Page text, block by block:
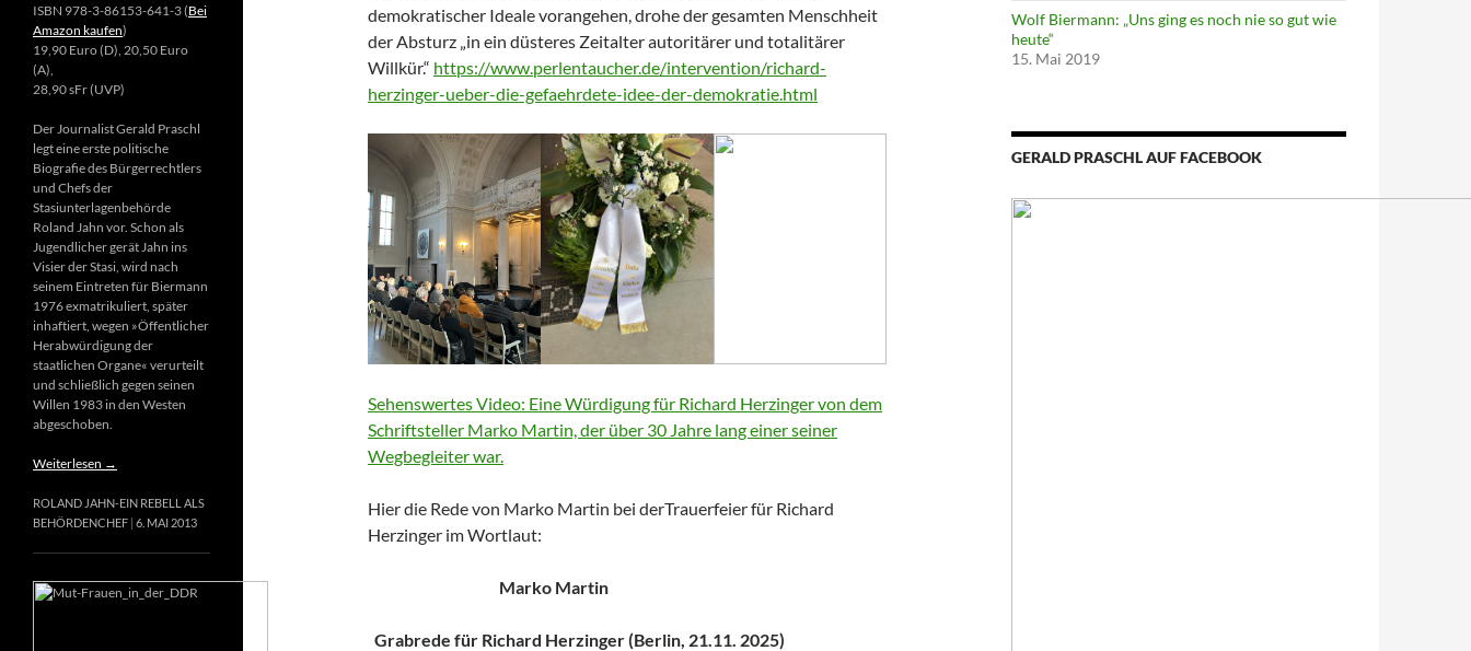
demokratischer Ideale vorangehen, drohe der gesamten Menschheit
der Absturz „in ein düsteres Zeitalter autoritärer und totalitärer
Willkür.“ https://www.perlentaucher.de/intervention/richard-
herzinger-ueber-die-gefaehrdete-idee-der-demokratie.html
Sehenswertes Video: Eine Würdigung für Richard Herzinger von dem
Schriftsteller Marko Martin, der über 30 Jahre lang einer seiner
Wegbegleiter war.
Hier die Rede von Marko Martin bei derTrauerfeier für Richard
Herzinger im Wortlaut:
Marko Martin
Grabrede für Richard Herzinger (Berlin, 21.11. 2025)
Wolf Biermann: „Uns ging es noch nie so gut wie
heute“
15. Mai 2019
GERALD PRASCHL AUF FACEBOOK
ISBN 978-3-86153-641-3 (Bei
Amazon kaufen)
19,90 Euro (D), 20,50 Euro
(A),
28,90 sFr (UVP)
Der Journalist Gerald Praschl
legt eine erste politische
Biografie des Bürgerrechtlers
und Chefs der
Stasiunterlagenbehörde
Roland Jahn vor. Schon als
Jugendlicher gerät Jahn ins
Visier der Stasi, wird nach
seinem Eintreten für Biermann
1976 exmatrikuliert, später
inhaftiert, wegen »Öffentlicher
Herabwürdigung der
staatlichen Organe« verurteilt
und schließlich gegen seinen
Willen 1983 in den Westen
abgeschoben.
Weiterlesen →
ROLAND JAHN-EIN REBELL ALS
BEHÖRDENCHEF 6. MAI 2013